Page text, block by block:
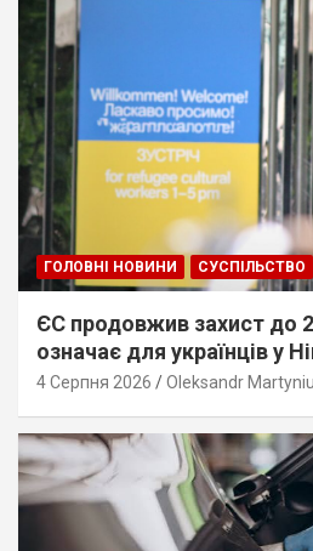
ГОЛОВНІ НОВИНИ СУСПІЛЬСТВО
ЄС продовжив захист до
означає для українців у
4 Серпня 2026 Oleksandr